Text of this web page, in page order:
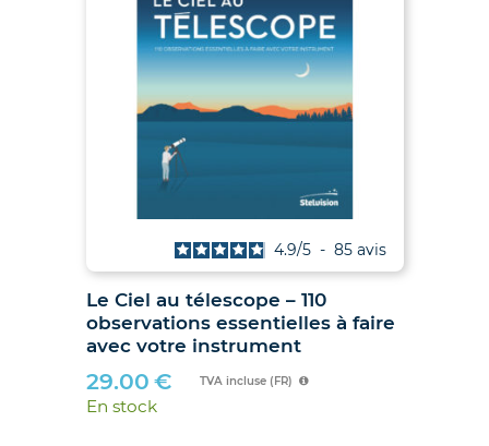
Le Ciel au télescope – 110
observations essentielles à faire
avec votre instrument
4.9/5 - 85 avis
29.00 € TVA incluse (FR)
En stock